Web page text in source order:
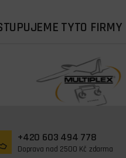
TYTO FIRMY
+420 603 494 778
Doprava nad 2500 Kč zdarma